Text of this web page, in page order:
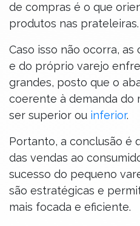
de compras é o que
produtos nas prateleiras.
Caso isso não ocorra,
e do próprio varejo
grandes, posto que o
coerente à demanda
ser superior ou inferior.
Portanto, a conclusão é
das vendas ao
sucesso do pequeno
são estratégicas e
mais focada e eficiente.